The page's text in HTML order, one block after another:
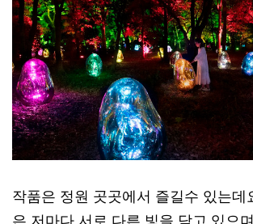
작품은 정원 곳곳에서 즐길수 있는데